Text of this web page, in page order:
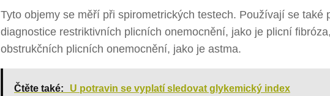
Tyto objemy se měří při spirometrických testech. Používají se také
diagnostice restriktivních plicních onemocnění, jako je plicní
obstrukčních plicních onemocnění, jako je astma.
Čtěte také: U potravin se vyplatí sledovat glykemický index